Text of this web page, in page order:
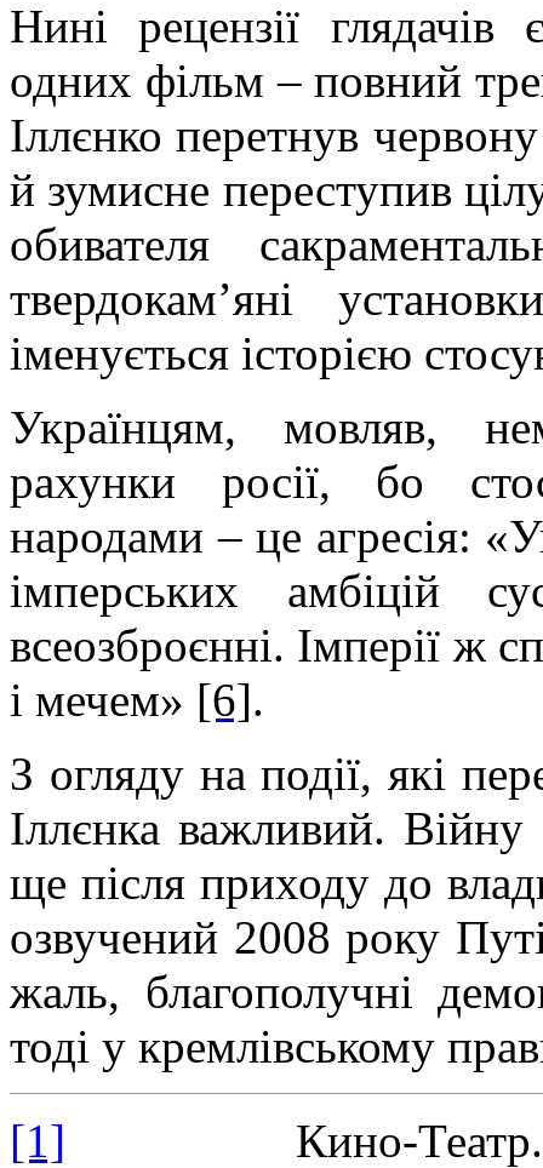
Нині рецензії
одних фільм – повний
Іллєнко перетнув
й зумисне переступив
обивателя
твердокам’яні
іменується історією
Українцям, мовляв,
рахунки росії, бо
народами – це агресія:
імперських амбіцій
всеозброєнні. Імперії ж
і мечем» [6].
З огляду на події, які
Іллєнка важливий.
ще після приходу до
озвучений 2008 року
жаль, благополучні
тоді у кремлівському
[1] Кино-